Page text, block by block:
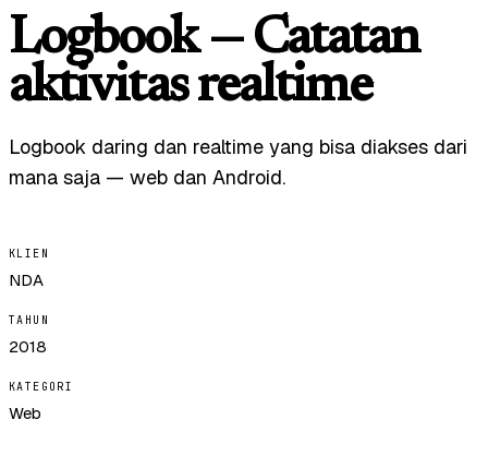
Logbook — Catatan
aktivitas realtime
Logbook daring dan realtime yang bisa diakses dari
mana saja — web dan Android.
KLIEN
NDA
TAHUN
2018
KATEGORI
Web